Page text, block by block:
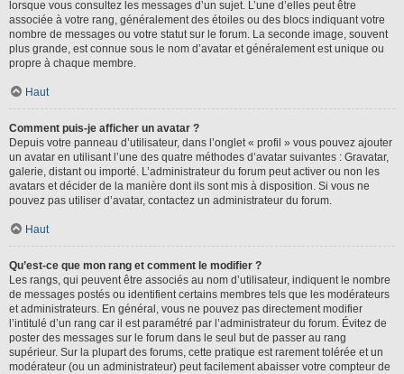
lorsque vous consultez les messages d’un sujet. L’une d’elles peut être
associée à votre rang, généralement des étoiles ou des blocs indiquant votre
nombre de messages ou votre statut sur le forum. La seconde image, souvent
plus grande, est connue sous le nom d’avatar et généralement est unique ou
propre à chaque membre.
Haut
Comment puis-je afficher un avatar ?
Depuis votre panneau d’utilisateur, dans l’onglet « profil » vous pouvez ajouter
un avatar en utilisant l’une des quatre méthodes d’avatar suivantes : Gravatar,
galerie, distant ou importé. L’administrateur du forum peut activer ou non les
avatars et décider de la manière dont ils sont mis à disposition. Si vous ne
pouvez pas utiliser d’avatar, contactez un administrateur du forum.
Haut
Qu’est-ce que mon rang et comment le modifier ?
Les rangs, qui peuvent être associés au nom d’utilisateur, indiquent le nombre
de messages postés ou identifient certains membres tels que les modérateurs
et administrateurs. En général, vous ne pouvez pas directement modifier
l’intitulé d’un rang car il est paramétré par l’administrateur du forum. Évitez de
poster des messages sur le forum dans le seul but de passer au rang
supérieur. Sur la plupart des forums, cette pratique est rarement tolérée et un
modérateur (ou un administrateur) peut facilement abaisser votre compteur de